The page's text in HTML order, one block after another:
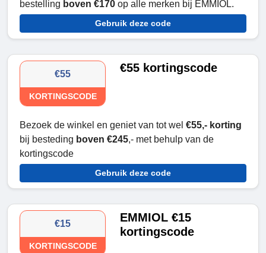
bestelling boven €170 op alle merken bij EMMIOL.
Gebruik deze code
€55
KORTINGSCODE
€55 kortingscode
Bezoek de winkel en geniet van tot wel €55,- korting
bij besteding boven €245,- met behulp van de
kortingscode
Gebruik deze code
€15
KORTINGSCODE
EMMIOL €15
kortingscode